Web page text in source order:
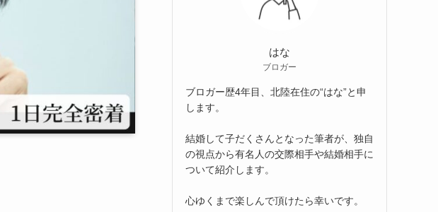
はな
ブロガー
ブロガー歴4年目、北陸在住の“はな”と申
します。
結婚して子だくさんとなった筆者が、独自
の視点から有名人の交際相手や結婚相手に
ついて紹介します。
心ゆくまで楽しんで頂けたら幸いです。